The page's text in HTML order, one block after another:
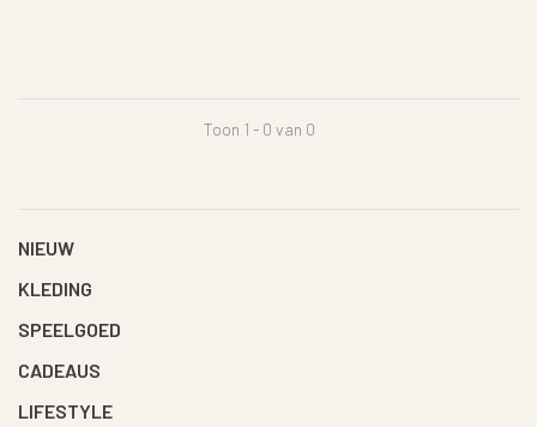
Toon 1 - 0 van 0
NIEUW
KLEDING
SPEELGOED
CADEAUS
LIFESTYLE